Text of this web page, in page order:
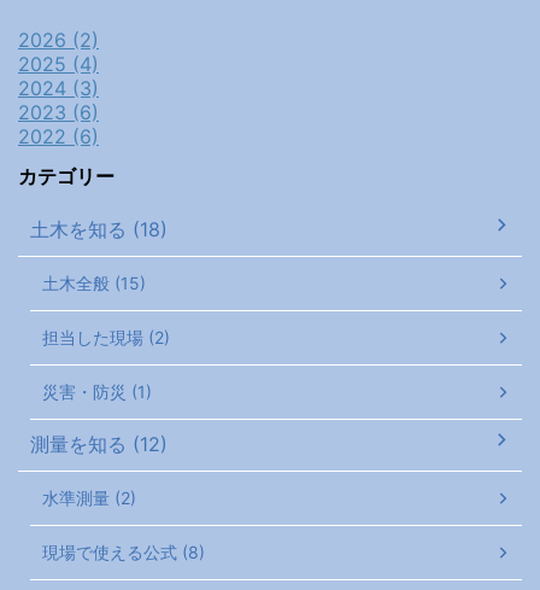
2026 (2)
2025 (4)
2024 (3)
2023 (6)
2022 (6)
カテゴリー
土木を知る (18)
土木全般 (15)
担当した現場 (2)
災害・防災 (1)
測量を知る (12)
水準測量 (2)
現場で使える公式 (8)